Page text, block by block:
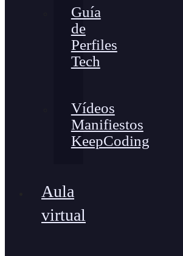
Guía
de
Perfiles
Tech
Vídeos
Manifiestos
KeepCoding
Aula
virtual